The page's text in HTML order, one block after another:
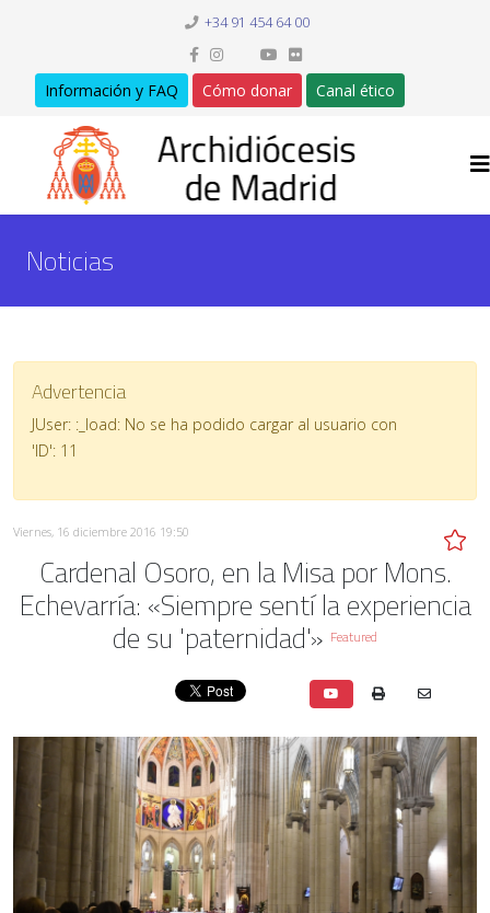
+34 91 454 64 00
Información y FAQ Cómo donar Canal ético
Noticias
Advertencia
JUser: :_load: No se ha podido cargar al usuario con
'ID': 11
Viernes, 16 diciembre 2016 19:50
Cardenal Osoro, en la Misa por Mons.
Echevarría: «Siempre sentí la experiencia
de su 'paternidad'» Featured